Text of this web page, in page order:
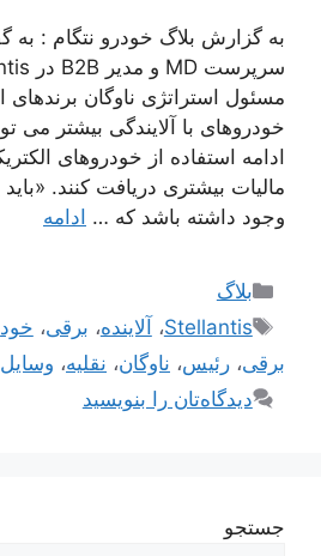
به گزارش بلاگ خودرو نتگام : به
مسئول استراتژی ناوگان برندهای
خودروهای با آلایندگی بیشتر می
ادامه استفاده از خودروهای
مالیات بیشتری دریافت کنند.
وجود داشته باشد که … ادامه
دسته‌ها
بلاگ
برچسب‌ها
Stellantis، آلاینده، برقی،
برقی، رئیس، ناوگان، نقلیه، وسایل
دیدگاه‌تان را بنویسید
جستجو